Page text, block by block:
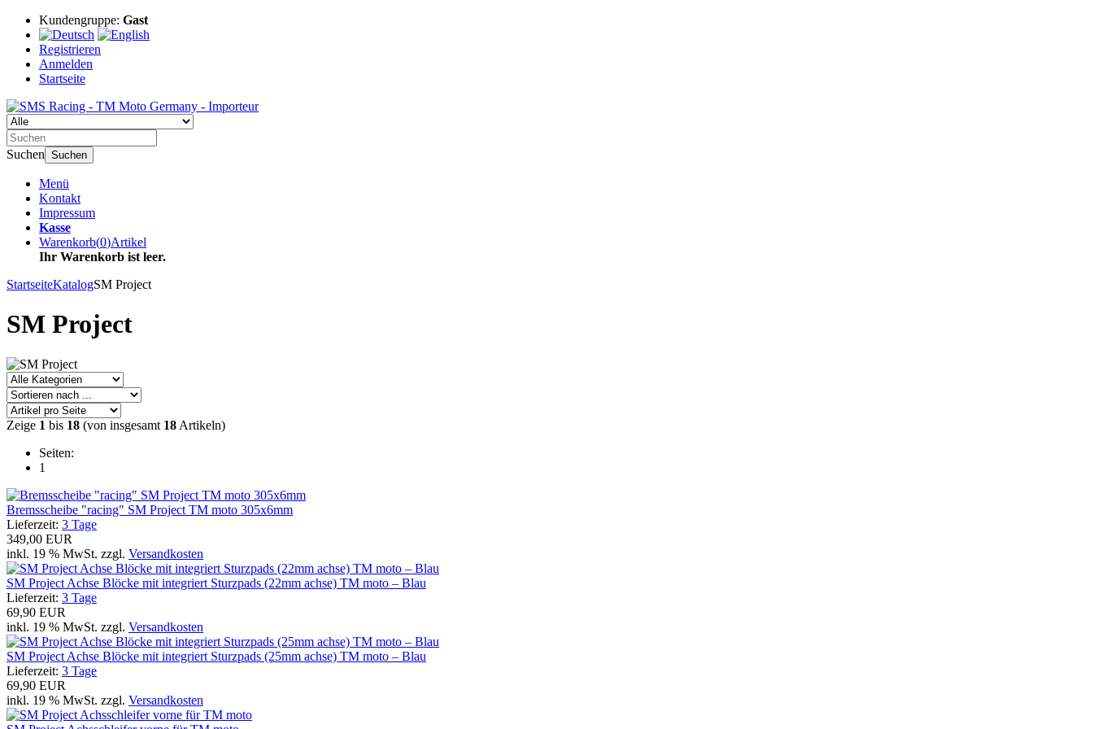
Kundengruppe: Gast
Registrieren
Anmelden
Startseite
Suchen Suchen
Menü
Kontakt
Impressum
Kasse
Warenkorb(0)Artikel
Ihr Warenkorb ist leer.
StartseiteKatalogSM Project
SM Project
Zeige 1 bis 18 (von insgesamt 18 Artikeln)
Seiten:
1
Bremsscheibe "racing" SM Project TM moto 305x6mm
Lieferzeit: 3 Tage
349,00 EUR
inkl. 19 % MwSt. zzgl. Versandkosten
SM Project Achse Blöcke mit integriert Sturzpads (22mm achse) TM moto – Blau
Lieferzeit: 3 Tage
69,90 EUR
inkl. 19 % MwSt. zzgl. Versandkosten
SM Project Achse Blöcke mit integriert Sturzpads (25mm achse) TM moto – Blau
Lieferzeit: 3 Tage
69,90 EUR
inkl. 19 % MwSt. zzgl. Versandkosten